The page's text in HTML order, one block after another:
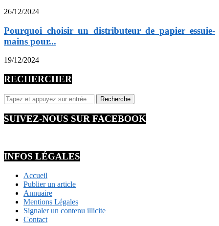
26/12/2024
Pourquoi choisir un distributeur de papier essuie-
mains pour...
19/12/2024
RECHERCHER
SUIVEZ-NOUS SUR FACEBOOK
INFOS LÉGALES
Accueil
Publier un article
Annuaire
Mentions Légales
Signaler un contenu illicite
Contact